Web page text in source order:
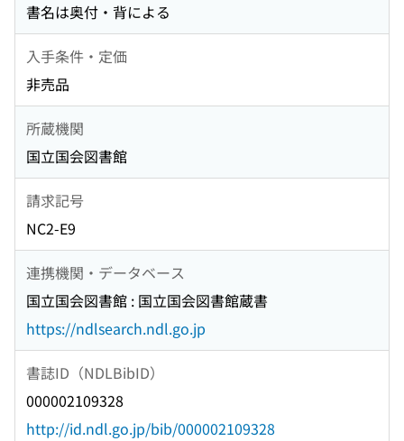
書名は奥付・背による
入手条件・定価
非売品
所蔵機関
国立国会図書館
請求記号
NC2-E9
連携機関・データベース
国立国会図書館 : 国立国会図書館蔵書
https://ndlsearch.ndl.go.jp
書誌ID（NDLBibID）
000002109328
http://id.ndl.go.jp/bib/000002109328